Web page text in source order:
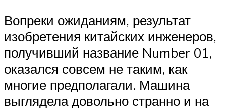
Вопреки ожиданиям, результат
изобретения китайских инженеров,
получивший название Number 01,
оказался совсем не таким, как
многие предполагали. Машина
выглядела довольно странно и на